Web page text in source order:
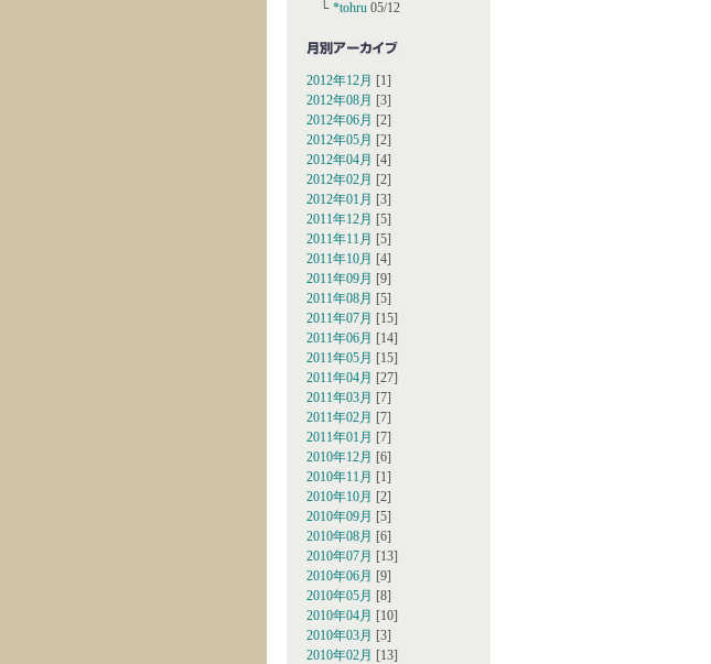
└ *tohru 05/12
2012年12月 [1]
2012年08月 [3]
2012年06月 [2]
2012年05月 [2]
2012年04月 [4]
2012年02月 [2]
2012年01月 [3]
2011年12月 [5]
2011年11月 [5]
2011年10月 [4]
2011年09月 [9]
2011年08月 [5]
2011年07月 [15]
2011年06月 [14]
2011年05月 [15]
2011年04月 [27]
2011年03月 [7]
2011年02月 [7]
2011年01月 [7]
2010年12月 [6]
2010年11月 [1]
2010年10月 [2]
2010年09月 [5]
2010年08月 [6]
2010年07月 [13]
2010年06月 [9]
2010年05月 [8]
2010年04月 [10]
2010年03月 [3]
2010年02月 [13]